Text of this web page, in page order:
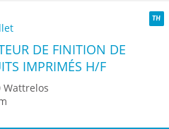
DE FINITION DE
IMPRIMÉS H/F
Wattrelos